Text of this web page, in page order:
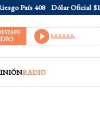
País 408 Dólar Oficial $1520
RADIO